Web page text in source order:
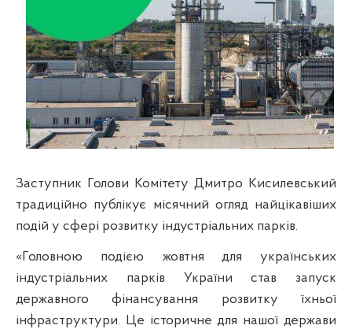
Заступник Голови Комітету Дмитро Кисилевський
традиційно публікує місячний огляд найцікавіших
подій у сфері розвитку індустріальних парків.
«Головною подією жовтня для українських
індустріальних парків України став запуск
державного фінансування розвитку їхньої
інфраструктури. Це історичне для нашої держави